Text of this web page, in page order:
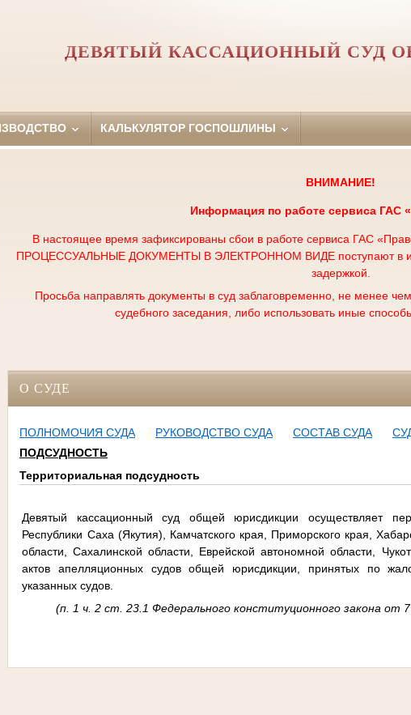
ДЕВЯТЫЙ КАССАЦИОННЫЙ СУД
КАЛЬКУЛЯТОР ГОСПОШЛИНЫ
ВНИМАНИЕ!
Информация по работе сервиса ГАС
В настоящее время зафиксированы сбои в работе сервиса ГАС
ПРОЦЕССУАЛЬНЫЕ ДОКУМЕНТЫ В ЭЛЕКТРОННОМ ВИДЕ поступают в
задержкой.
Просьба направлять документы в суд заблаговременно, не менее
судебного заседания, либо использовать иные
О СУДЕ
ПОЛНОМОЧИЯ СУДА РУКОВОДСТВО СУДА СОСТАВ СУДА
ПОДСУДНОСТЬ
Территориальная подсудность
Девятый кассационный суд общей юрисдикции осуществляет
Республики Саха (Якутия), Камчатского края, Приморского края,
области, Сахалинской области, Еврейской автономной области,
актов апелляционных судов общей юрисдикции, принятых по
указанных судов.
(п. 1 ч. 2 ст. 23.1 Федерального конституционного закона